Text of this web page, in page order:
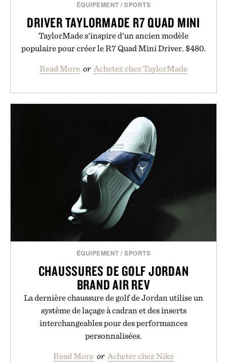
ÉQUIPEMENT /SPORTS
DRIVER TAYLORMADE R7 QUAD MINI
TaylorMade s'inspire d'un ancien modèle
populaire pour créer le R7 Quad Mini Driver. $480.
Read More or Achetez chez TaylorMade
ÉQUIPEMENT /SPORTS
CHAUSSURES DE GOLF JORDAN
BRAND AIR REV
La dernière chaussure de golf de Jordan utilise un
système de laçage à cadran et des inserts
interchangeables pour des performances
personnalisées.
Read More or Acheter chez Nike